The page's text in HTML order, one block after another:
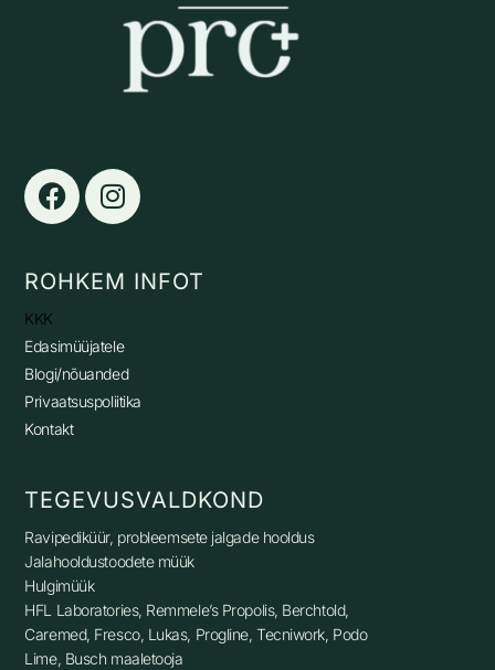
ROHKEM INFOT
KKK
Edasimüüjatele
Blogi/nõuanded
Privaatsuspoliitika
Kontakt
TEGEVUSVALDKOND
Ravipediküür, probleemsete jalgade hooldus
Jalahooldustoodete müük
Hulgimüük
HFL Laboratories, Remmele’s Propolis, Berchtold,
Caremed, Fresco, Lukas, Progline, Tecniwork, Podo
Lime, Busch maaletooja